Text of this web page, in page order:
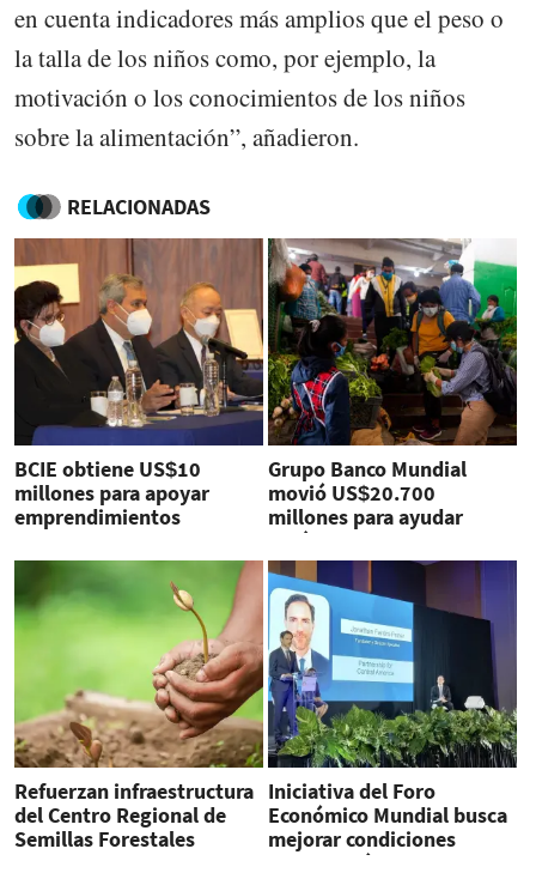
en cuenta indicadores más amplios que el peso o
la talla de los niños como, por ejemplo, la
motivación o los conocimientos de los niños
sobre la alimentación”, añadieron.
RELACIONADAS
BCIE obtiene US$10
millones para apoyar
emprendimientos
Grupo Banco Mundial
movió US$20.700
millones para ayudar
América Latina y el Caribe
Refuerzan infraestructura
del Centro Regional de
Semillas Forestales
Iniciativa del Foro
Económico Mundial busca
mejorar condiciones
socioeconómicas en